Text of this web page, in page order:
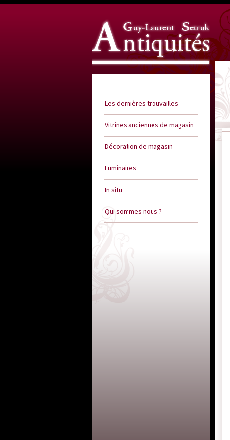
Les dernières trouvailles
Vitrines anciennes de magasin
Décoration de magasin
Luminaires
In situ
Qui sommes nous ?